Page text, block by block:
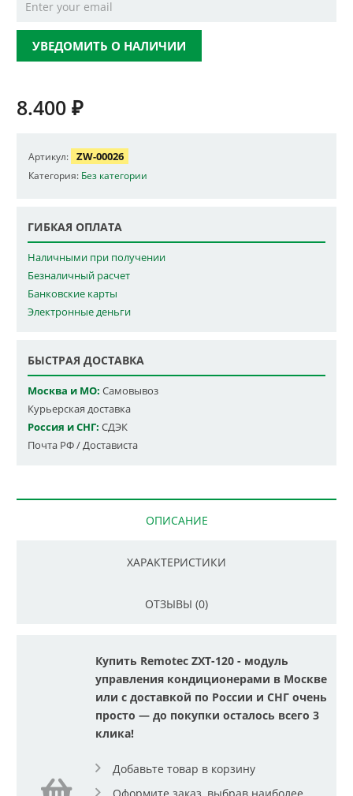
УВЕДОМИТЬ О НАЛИЧИИ
8.400 ₽
Артикул: ZW-00026
Категория: Без категории
ГИБКАЯ ОПЛАТА
Наличными при получении
Безналичный расчет
Банковские карты
Электронные деньги
БЫСТРАЯ ДОСТАВКА
Москва и МО: Самовывоз
Курьерская доставка
Россия и СНГ: СДЭК
Почта РФ / Достависта
ОПИСАНИЕ
ХАРАКТЕРИСТИКИ
ОТЗЫВЫ (0)
Купить Remoteс ZXT-120 - модуль
управления кондиционерами в Москве
или с доставкой по России и СНГ очень
просто — до покупки осталось всего 3
клика!
Добавьте товар в корзину